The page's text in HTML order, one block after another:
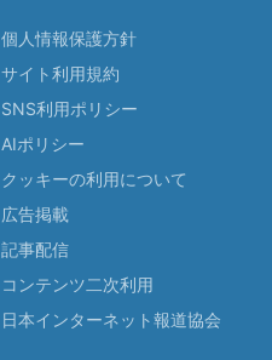
個人情報保護方針
サイト利用規約
SNS利用ポリシー
AIポリシー
クッキーの利用について
広告掲載
記事配信
コンテンツ二次利用
日本インターネット報道協会